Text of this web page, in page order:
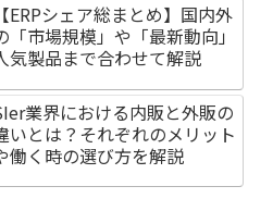
【ERPシェア総まとめ】国内外
「市場規模」や「最新動向」
気製品まで合わせて解説
業界における内販と外販の
いとは？それぞれのメリット
働く時の選び方を解説